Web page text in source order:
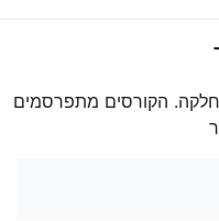
הקורסים מתפרסמים